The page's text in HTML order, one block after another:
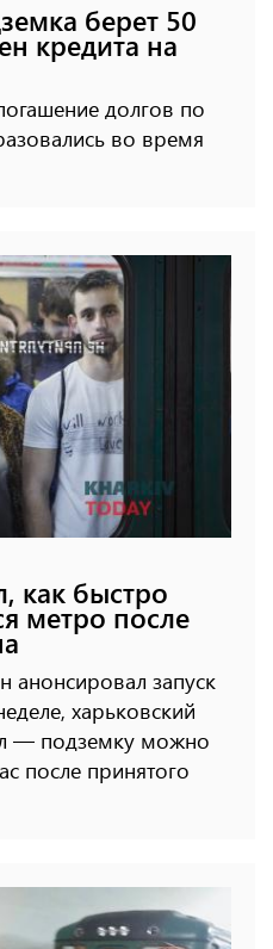
берет 50
кредита на
долгов по
во время
как быстро
метро после
анонсировал запуск
харьковский
— подземку можно
после принятого